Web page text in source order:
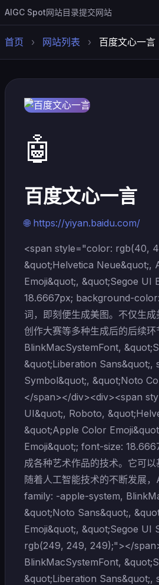
AIGC Spot网站目录提交网站
首页 › 网站列表 › 百度文心一言
🤖
百度文心一言
🌐 https://yiyan.baidu.com/
<span style="color: rgb(40,
&quot;Helvetica Neue&quot;,
Emoji&quot;, &quot;Segoe UI
18.6667px; background-
词，即刻便生成美图。不仅生
创作大赛等多种生成后的后
BlinkMacSystemFont,
&quot;Liberation Sans&quot;,
Symbol&quot;, &quot;Noto
</span></div><div><span
UI&quot;, Roboto,
&quot;Apple Color
Emoji&quot;; font-size:
成各种艺术作品的技术。它可
随着人工智能技术的不断发展
family: -apple-system,
&quot;Noto Sans&quot;,
Emoji&quot;, &quot;Segoe
rgb(249, 249, 249);"></
BlinkMacSystemFont,
&quot;Liberation Sans&quot;,